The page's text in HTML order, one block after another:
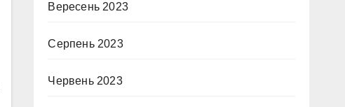
Вересень 2023
Серпень 2023
Червень 2023